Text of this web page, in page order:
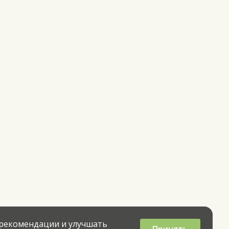
и улучшать